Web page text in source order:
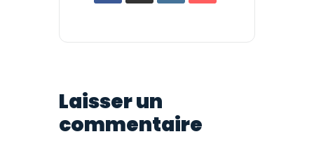
Laisser un
commentaire